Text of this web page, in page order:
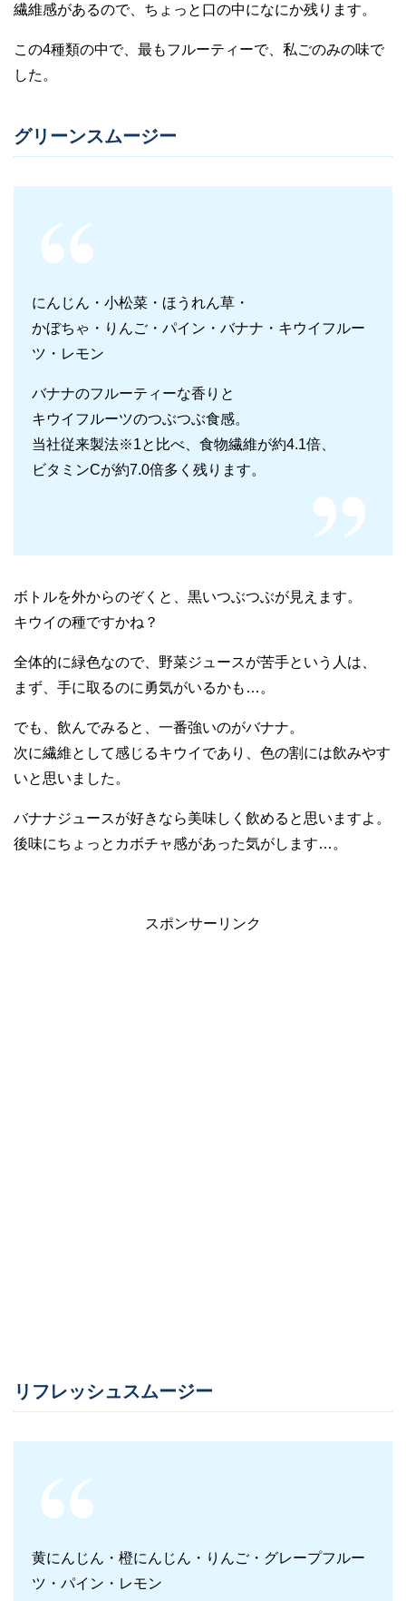
繊維感があるので、ちょっと口の中になにか残ります。
この4種類の中で、最もフルーティーで、私ごのみの味で
した。
グリーンスムージー
にんじん・小松菜・ほうれん草・
かぼちゃ・りんご・パイン・バナナ・キウイフルー
ツ・レモン
バナナのフルーティーな香りと
キウイフルーツのつぶつぶ食感。
当社従来製法※1と比べ、食物繊維が約4.1倍、
ビタミンCが約7.0倍多く残ります。
ボトルを外からのぞくと、黒いつぶつぶが見えます。
キウイの種ですかね？
全体的に緑色なので、野菜ジュースが苦手という人は、
まず、手に取るのに勇気がいるかも…。
でも、飲んでみると、一番強いのがバナナ。
次に繊維として感じるキウイであり、色の割には飲みやす
いと思いました。
バナナジュースが好きなら美味しく飲めると思いますよ。
後味にちょっとカボチャ感があった気がします…。
スポンサーリンク
リフレッシュスムージー
黄にんじん・橙にんじん・りんご・グレープフルー
ツ・パイン・レモン